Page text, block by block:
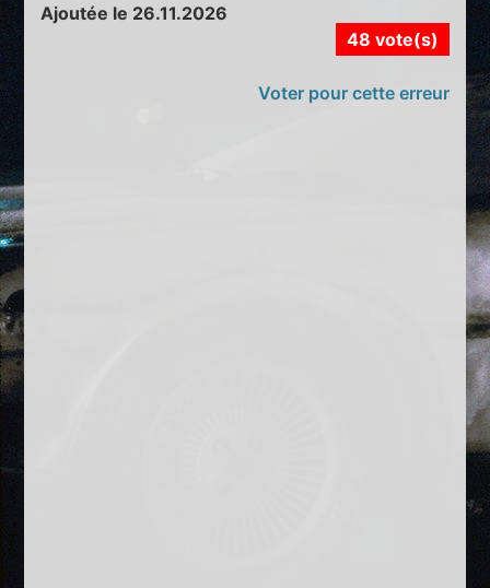
Ajoutée le 26.11.2026
48 vote(s)
Voter pour cette erreur